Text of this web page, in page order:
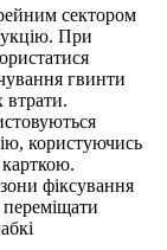
сектором
При
гвинти
втрати.
користуючись
фіксування
переміщати